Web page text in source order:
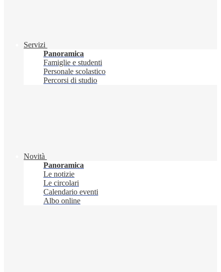
Servizi
Panoramica
Famiglie e studenti
Personale scolastico
Percorsi di studio
Novità
Panoramica
Le notizie
Le circolari
Calendario eventi
Albo online